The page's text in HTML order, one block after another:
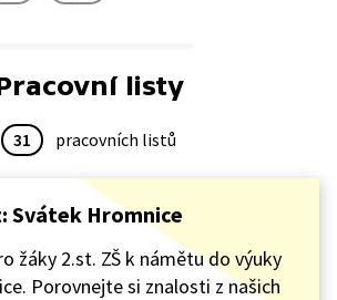
listy
31 pracovních listů
Svátek Hromnice
žáky 2.st. ZŠ k námětu do výuky
Porovnejte si znalosti z našich